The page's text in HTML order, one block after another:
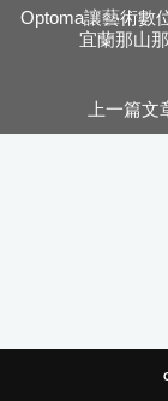
Optoma讓藝術數
宜蘭那山
上一篇文